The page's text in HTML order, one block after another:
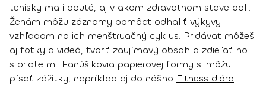
tenisky mali obuté, aj v akom zdravotnom stave boli.
Ženám môžu záznamy pomôcť odhaliť výkyvy
vzhľadom na ich menštruačný cyklus. Pridávať môžeš
aj fotky a videá, tvoriť zaujímavý obsah a zdieľať ho
s priateľmi. Fanúšikovia papierovej formy si môžu
písať zážitky, napríklad aj do nášho Fitness diára